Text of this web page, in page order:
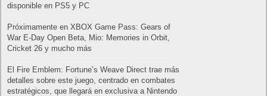
disponible en PS5 y PC
Próximamente en XBOX Game Pass: Gears of
War E-Day Open Beta, Mio: Memories in Orbit,
Cricket 26 y mucho más
El Fire Emblem: Fortune’s Weave Direct trae más
detalles sobre este juego, centrado en combates
estratégicos, que llegará en exclusiva a Nintendo